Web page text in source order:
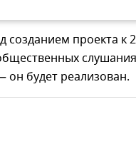
проекта к
он будет реализован.